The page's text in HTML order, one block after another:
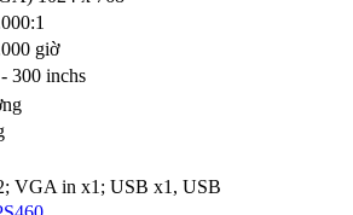
giờ
300 inchs
VGA in x1; USB x1, USB